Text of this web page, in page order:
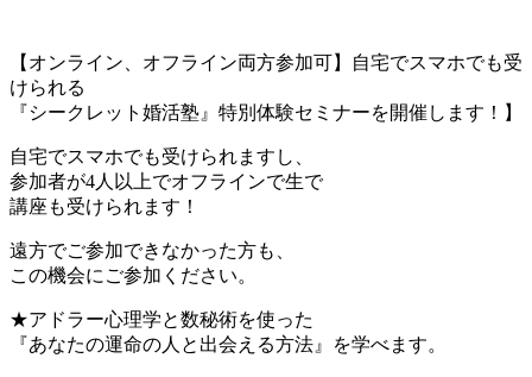
【オンライン、オフライン両方参加可】自宅でスマホでも受
けられる
『シークレット婚活塾』特別体験セミナーを開催します！】
自宅でスマホでも受けられますし、
参加者が4人以上でオフラインで生で
講座も受けられます！
遠方でご参加できなかった方も、
この機会にご参加ください。
★アドラー心理学と数秘術を使った
『あなたの運命の人と出会える方法』を学べます。